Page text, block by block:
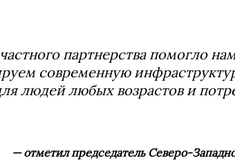
партнерства помогло
современную
людей любых возрастов и
— отметил председатель Северо-